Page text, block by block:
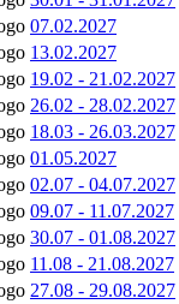
07.02.2027
13.02.2027
19.02 - 21.02.2027
26.02 - 28.02.2027
18.03 - 26.03.2027
01.05.2027
02.07 - 04.07.2027
09.07 - 11.07.2027
30.07 - 01.08.2027
11.08 - 21.08.2027
27.08 - 29.08.2027